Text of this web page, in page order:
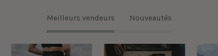
Meilleurs vendeurs Nouveautés
Legging
Legging